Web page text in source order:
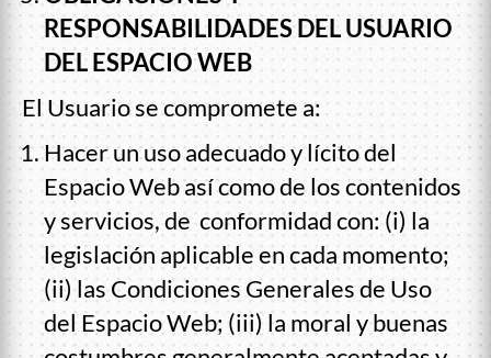
RESPONSABILIDADES DEL USUARIO
DEL ESPACIO WEB
El Usuario se compromete a:
Hacer un uso adecuado y lícito del
Espacio Web así como de los contenidos
y servicios, de conformidad con: (i) la
legislación aplicable en cada momento;
(ii) las Condiciones Generales de Uso
del Espacio Web; (iii) la moral y buenas